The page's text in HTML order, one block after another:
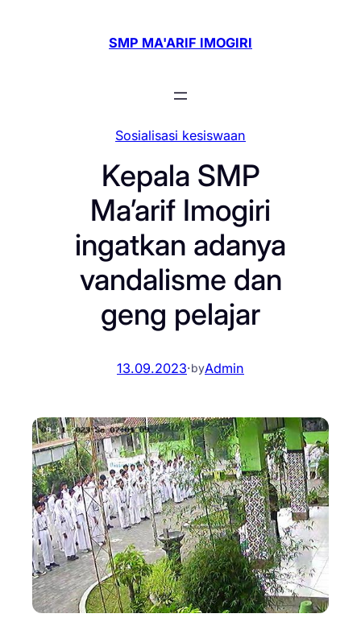
SMP MA'ARIF IMOGIRI
Sosialisasi kesiswaan
Kepala SMP
Ma’arif Imogiri
ingatkan adanya
vandalisme dan
geng pelajar
13.09.2023·byAdmin